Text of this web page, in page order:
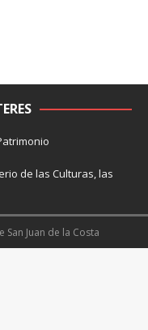
de las Culturas, las
Juan de la Costa